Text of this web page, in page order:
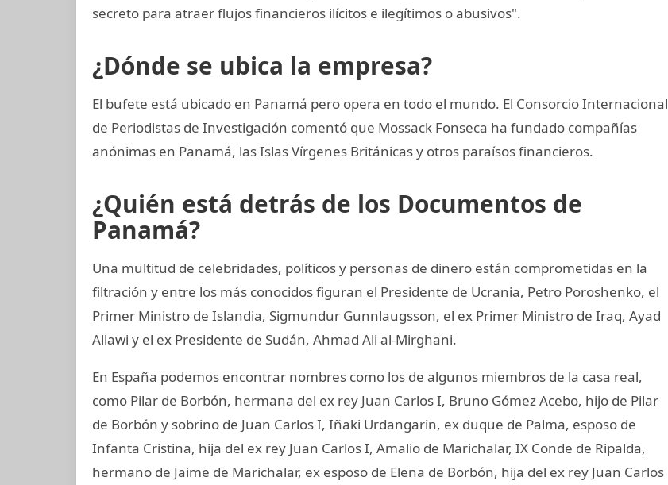
secreto para atraer flujos financieros ilícitos e ilegítimos o abusivos".
¿Dónde se ubica la empresa?
El bufete está ubicado en Panamá pero opera en todo el mundo. El Consorcio Internacional
de Periodistas de Investigación comentó que Mossack Fonseca ha fundado compañías
anónimas en Panamá, las Islas Vírgenes Británicas y otros paraísos financieros.
¿Quién está detrás de los Documentos de
Panamá?
Una multitud de celebridades, políticos y personas de dinero están comprometidas en la
filtración y entre los más conocidos figuran el Presidente de Ucrania, Petro Poroshenko, el
Primer Ministro de Islandia, Sigmundur Gunnlaugsson, el ex Primer Ministro de Iraq, Ayad
Allawi y el ex Presidente de Sudán, Ahmad Ali al-Mirghani.
En España podemos encontrar nombres como los de algunos miembros de la casa real,
como Pilar de Borbón, hermana del ex rey Juan Carlos I, Bruno Gómez Acebo, hijo de Pilar
de Borbón y sobrino de Juan Carlos I, Iñaki Urdangarin, ex duque de Palma, esposo de
Infanta Cristina, hija del ex rey Juan Carlos I, Amalio de Marichalar, IX Conde de Ripalda,
hermano de Jaime de Marichalar, ex esposo de Elena de Borbón, hija del ex rey Juan Carlos